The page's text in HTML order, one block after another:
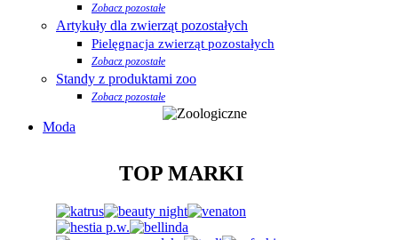
Zobacz pozostałe
Artykuły dla zwierząt pozostałych
Pielęgnacja zwierząt pozostałych
Zobacz pozostałe
Standy z produktami zoo
Zobacz pozostałe
Moda
TOP MARKI